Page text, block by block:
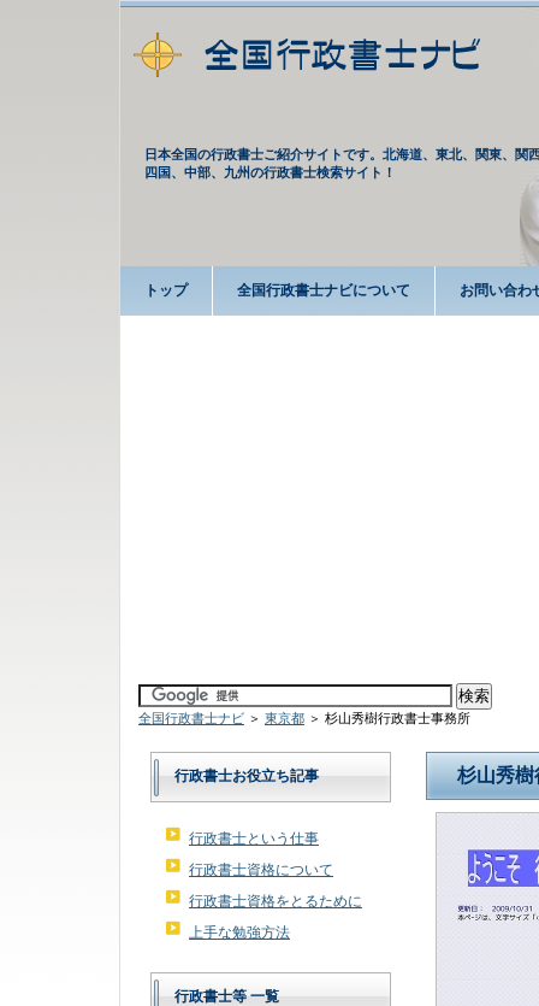
日本全国の行政書士ご紹介サイトです。北海道、東北、関東、関
四国、中部、九州の行政書士検索サイト！
トップ 全国行政書士ナビについて お問い合わ
全国行政書士ナビ ＞ 東京都 ＞ 杉山秀樹行政書士事務所
杉山秀
行政書士お役立ち記事
行政書士という仕事
行政書士資格について
行政書士資格をとるために
上手な勉強方法
行政書士等 一覧